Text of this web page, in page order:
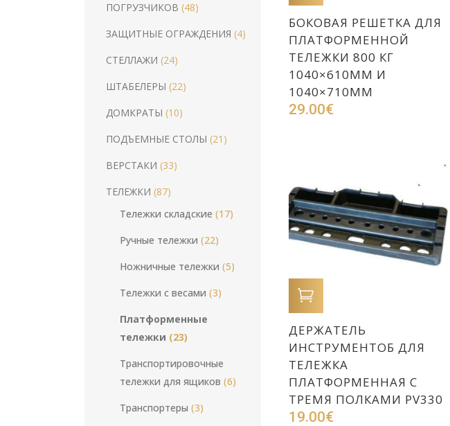
ПОГРУЗЧИКОВ (48)
ЗАЩИТНЫЕ ОГРАЖДЕНИЯ (4)
СТЕЛЛАЖИ (24)
ШТАБЕЛЕРЫ (22)
ДОМКРАТЫ (10)
ПОДЪЕМНЫЕ СТОЛЫ (21)
ВЕРСТАКИ (33)
ТЕЛЕЖКИ (87)
Tележки складские (17)
Pучные тележки (22)
Hожничные тележки (5)
Tележки с весами (3)
Платформенные
тележки (23)
Транспортировочные
тележки для ящиков (6)
Tранспортеры (3)
БОКОВАЯ РЕШЕТКА ДЛЯ
ПЛАТФОРМЕННОЙ
ТЕЛЕЖКИ 800 КГ
1040×610ММ И
1040×710ММ
29.00€
ДЕРЖАТЕЛЬ
ИНСТРУМЕНТОБ ДЛЯ
ТЕЛЕЖКА
ПЛАТФОРМЕННАЯ С
ТРЕМЯ ПОЛКАМИ PV330
19.00€